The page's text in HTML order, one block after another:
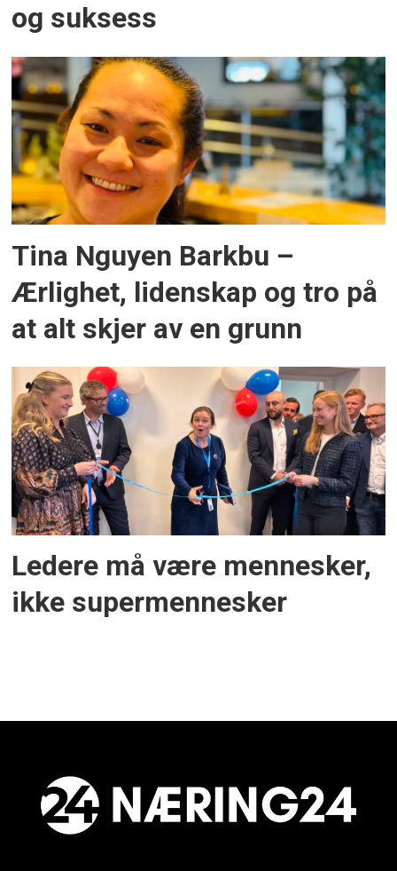
og suksess
Tina Nguyen Barkbu –
Ærlighet, lidenskap og tro på
at alt skjer av en grunn
Ledere må være mennesker,
ikke supermennesker